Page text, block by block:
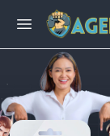
Open menu